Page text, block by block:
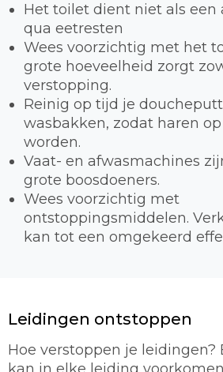
Het toilet dient niet als een
qua eetresten
Wees voorzichtig met het
grote hoeveelheid zorgt
verstopping.
Reinig op tijd je
wasbakken, zodat haren
worden.
Vaat- en afwasmachines
grote boosdoeners.
Wees voorzichtig met
ontstoppingsmiddelen.
kan tot een omgekeerd
Leidingen ontstoppen
Hoe verstoppen je leidingen?